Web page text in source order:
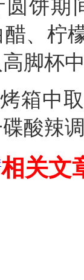
饼期
、柠
脚杯
箱中
酸辣
相关文